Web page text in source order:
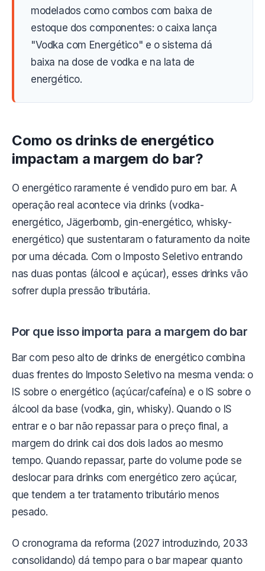
modelados como combos com baixa de
estoque dos componentes: o caixa lança
"Vodka com Energético" e o sistema dá
baixa na dose de vodka e na lata de
energético.
Como os drinks de energético
impactam a margem do bar?
O energético raramente é vendido puro em bar. A
operação real acontece via drinks (vodka-
energético, Jägerbomb, gin-energético, whisky-
energético) que sustentaram o faturamento da noite
por uma década. Com o Imposto Seletivo entrando
nas duas pontas (álcool e açúcar), esses drinks vão
sofrer dupla pressão tributária.
Por que isso importa para a margem do bar
Bar com peso alto de drinks de energético combina
duas frentes do Imposto Seletivo na mesma venda: o
IS sobre o energético (açúcar/cafeína) e o IS sobre o
álcool da base (vodka, gin, whisky). Quando o IS
entrar e o bar não repassar para o preço final, a
margem do drink cai dos dois lados ao mesmo
tempo. Quando repassar, parte do volume pode se
deslocar para drinks com energético zero açúcar,
que tendem a ter tratamento tributário menos
pesado.
O cronograma da reforma (2027 introduzindo, 2033
consolidando) dá tempo para o bar mapear quanto